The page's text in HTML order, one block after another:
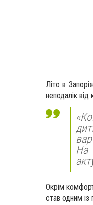
Літо в
неподалік
На
Окрім
став одним із